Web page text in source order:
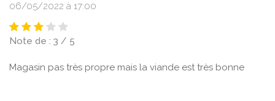
06/05/2022 à 17:00
Note de : 3 / 5
Magasin pas très propre mais la viande est très bonne